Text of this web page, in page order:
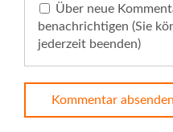
Über neue
benachrichtigen (Sie
jederzeit beenden)
Kommentar absenden